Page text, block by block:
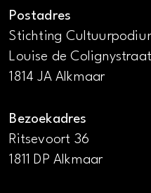
Postadres
Stichting
Louise de Colignystraat
1814 JA Alkmaar
Bezoekadres
Ritsevoort 36
1811 DP Alkmaar